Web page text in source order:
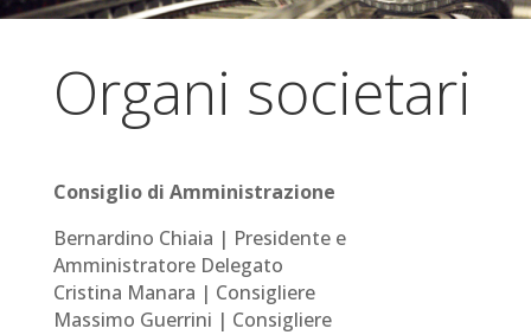
Organi societari
Consiglio di Amministrazione
Bernardino Chiaia | Presidente e
Amministratore Delegato
Cristina Manara | Consigliere
Massimo Guerrini | Consigliere